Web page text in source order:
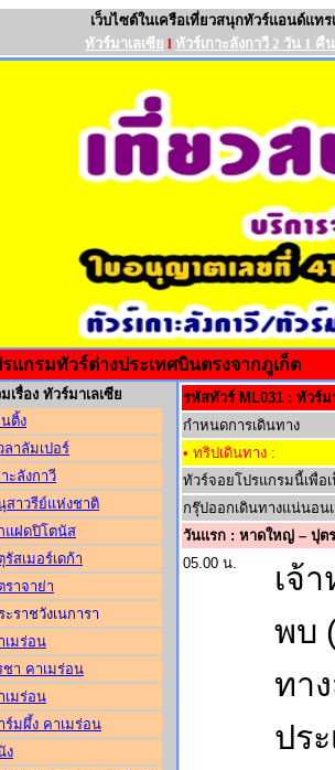
เว็บไซต์ในเครือเที่ยวสนุกทัวร์แอนด์แทร
ทัวร์มาเลเซีย l ทัวร์เกาะลังกาวี 2 วัน 1 คืน
แกรมทัวร์ต่างประเทศบินตรงจากภูเก็ต
เรื่อง ทัวร์มาเลเซีย
นติ้ง
ลาลัมเปอร์
าะลังกาวี
สาวรีย์แห่งชาติ
แฝดปิโตนัส
รัสเมอร์เดก้า
ราจาย่า
ะราชวังเนการา
เมร่อน
ชา คาเมร่อน
เมร่อน
ร์มผึ้ง คาเมร่อน
ง
รหัสทัวร์ ML031 : ทัวร์ม
กำหนดการเดินทาง
• ทริปเดินทาง :
ทัวร์จอยโปรแกรมนี้เพื่อ
กรุ๊ปออกเดินทางแน่นอน
วันแรก : หาดใหญ่ – ปุต
05.00 น.
เจ้
พบ
ทา
ปร